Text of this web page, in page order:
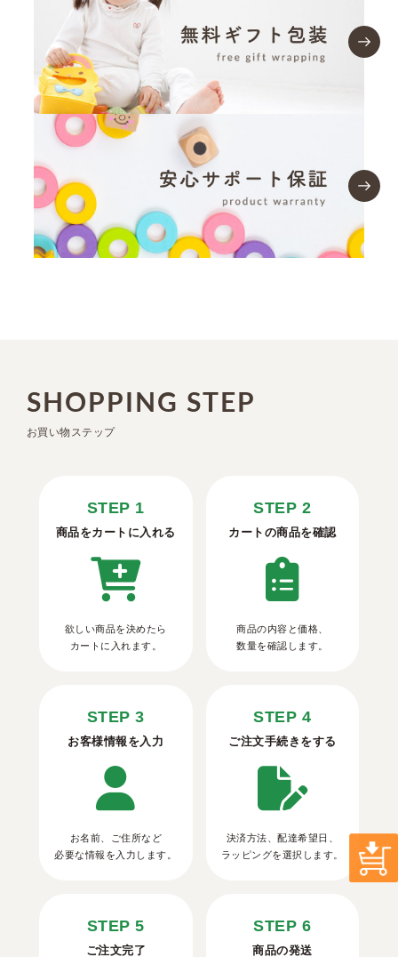
SHOPPING STEP
お買い物ステップ
STEP 1
商品をカートに入れる
欲しい商品を決めたら
カートに入れます。
STEP 2
カートの商品を確認
商品の内容と価格、
数量を確認します。
STEP 3
お客様情報を入力
お名前、ご住所など
必要な情報を入力します。
STEP 4
ご注文手続きをする
決済方法、配達希望日、
ラッピングを選択します。
STEP 5
ご注文完了
STEP 6
商品の発送